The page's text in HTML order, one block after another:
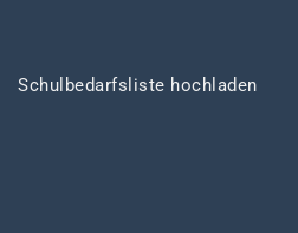
Schulbedarfsliste hochladen